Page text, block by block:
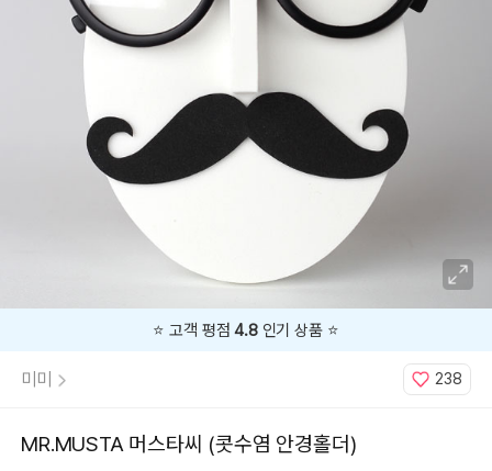
13.marilyn,
⭐️ 고객 평점4.8인기 상품 ⭐️
미미 238
MR.MUSTA 머스타씨 (콧수염 안경홀더)